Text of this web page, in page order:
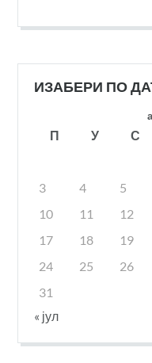
ИЗАБЕРИ ПО
П У С
3
4 5
10
11 12
17
18 19
24
25 26
31
« јул